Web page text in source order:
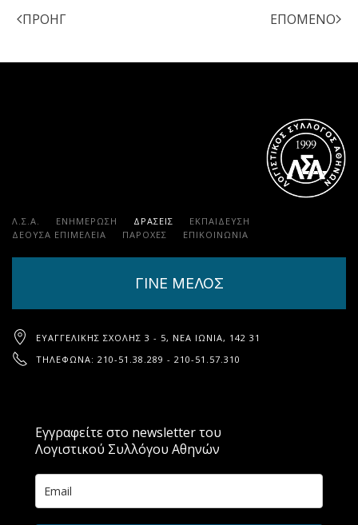
ΠΡΟΗΓ ΕΠΌΜΕΝΟ
Λ.Σ.Α. ΕΝΗΜΕΡΩΣΗ ΔΡΑΣΕΙΣ
ΕΚΠΑΊΔΕΥΣΗ
ΔΕΟΥΣΑ ΕΠΙΜΕΛΕΙΑ
ΠΑΡΟΧΈΣ ΕΠΙΚΟΙΝΩΝΊΑ
ΓΙΝΕ ΜΕΛΟΣ
ΕΥΑΓΓΕΛΙΚΉΣ ΣΧΟΛΉΣ 3 - 5, ΝΈΑ ΙΩΝΊΑ, 142 31
ΤΗΛΈΦΩΝΑ: 210-51.38.289 - 210-51.57.310
Εγγραφείτε στο newsletter του
Λογιστικού Συλλόγου Αθηνών